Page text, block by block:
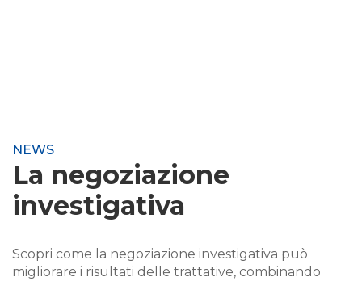
NEWS
La negoziazione
investigativa
Scopri come la negoziazione investigativa può
migliorare i risultati delle trattative, combinando